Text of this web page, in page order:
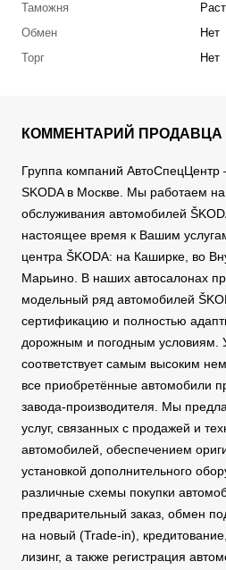
Таможня
Обмен
Нет
Торг
Нет
КОММЕНТАРИЙ ПРОДАВЦА
Группа компаний
SKODA в Москве. Мы работаем
обслуживания автомобилей
настоящее время к Вашим
центра ŠKODA: на Каширке, во
Марьино. В наших автосалонах
модельный ряд автомобилей
сертификацию и полностью
дорожным и погодным условиям.
соответствует самым высоким
все приобретённые автомобили
завода-производителя. Мы
услуг, связанных с продажей и
автомобилей, обеспечением
установкой дополнительного
различные схемы покупки
предварительный заказ, обмен
на новый (Trade-in),
лизинг, а также регистрация